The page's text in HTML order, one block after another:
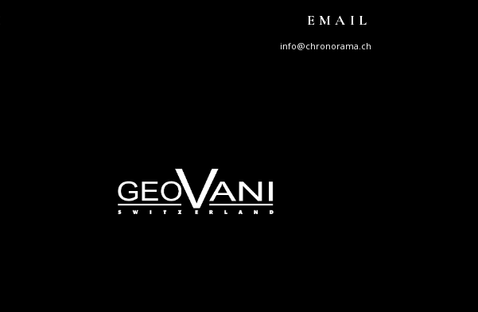
EMAIL
info@chronorama.ch